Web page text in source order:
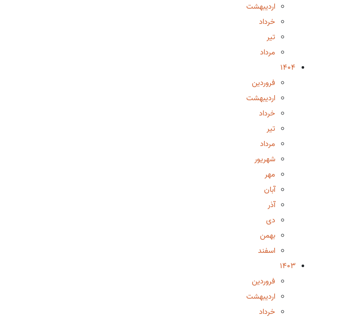
اردیبهشت
خرداد
تیر
مرداد
1404
فروردین
اردیبهشت
خرداد
تیر
مرداد
شهریور
مهر
آبان
آذر
دی
بهمن
اسفند
1403
فروردین
اردیبهشت
خرداد